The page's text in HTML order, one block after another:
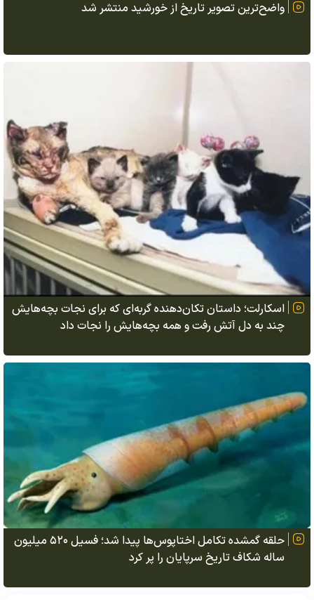
واضح‌ترین تصویر تاریخ از خورشید منتشر شد
اسکارلت؛ داستان تکان‌دهنده گربه‌ای که برای نجات بچه‌هایش
چند به دل آتش رفت و همه بچه‌هایش را نجات داد
حلقه گمشده تکامل اختاپوس‌ها پیدا شد؛ فسیل ۵۲۰ میلیون
ساله شکاف تاریخ سرپایان را پر کرد